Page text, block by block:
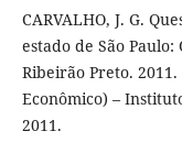
CARVALHO, J. G.
estado de São
Ribeirão Preto.
Econômico) –
2011.